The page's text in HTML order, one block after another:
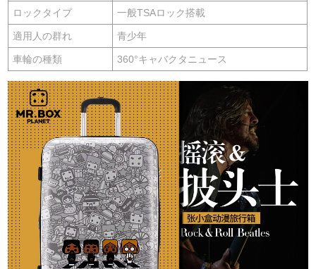
ロックタイプ 一般TSAロック搭載
適用人の群れ 青少年
車輪の種類 360°キャバクタニュース